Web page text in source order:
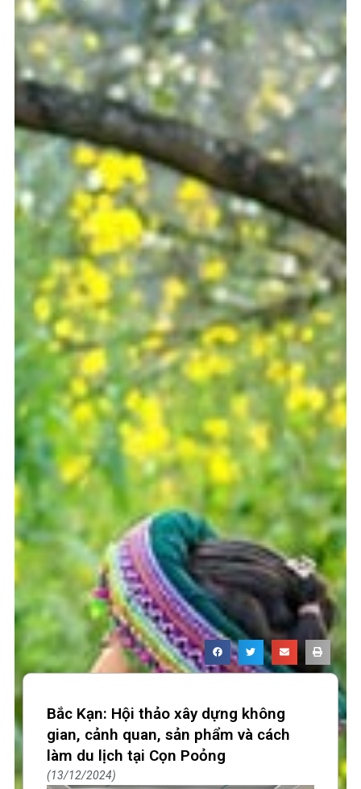
Bắc Kạn: Hội thảo xây dựng không
gian, cảnh quan, sản phẩm và cách
làm du lịch tại Cọn Poỏng
13/12/2024